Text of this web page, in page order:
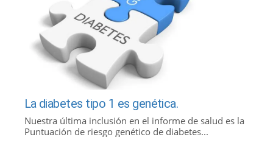
La diabetes tipo 1 es genética.
Nuestra última inclusión en el informe de salud es la
Puntuación de riesgo genético de diabetes...